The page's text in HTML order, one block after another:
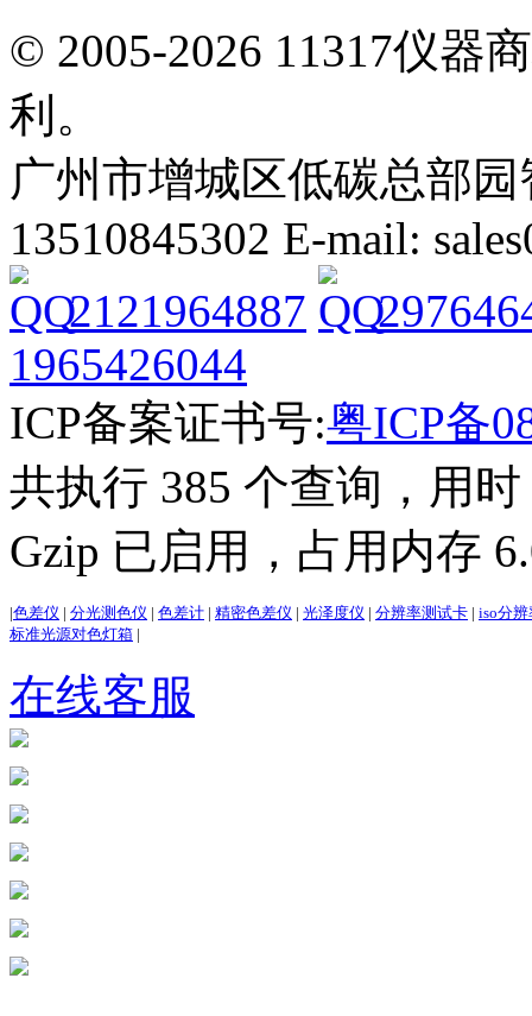
© 2005-2026 11317仪器
利。
广州市增城区低碳总部
13510845302 E-mail:
2121964887
1965426044
ICP备案证书号:粤ICP备
共执行 385 个查询，用
Gzip 已启用，占用内存
|色差仪 | 分光测色仪 | 色差计 | 精密色差仪 | 光泽度仪 | 分辨率测试卡 | iso分
标准光源对色灯箱 |
在线客服